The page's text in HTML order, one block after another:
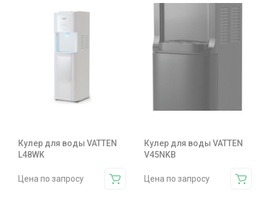
Кулер для воды VATTEN
L48WK
Цена по запросу
Кулер для воды VATTEN
V45NKB
Цена по запросу